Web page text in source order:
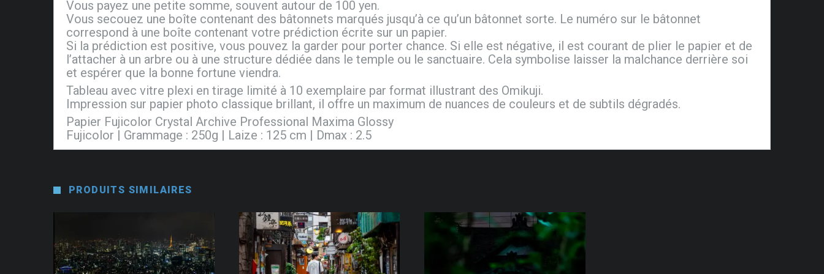
Vous payez une petite somme, souvent autour de 100 yen.
Vous secouez une boîte contenant des bâtonnets marqués jusqu’à ce qu’un bâtonnet sorte. Le numéro sur le bâtonnet
correspond à une boîte contenant votre prédiction écrite sur un papier.
Si la prédiction est positive, vous pouvez la garder pour porter chance. Si elle est négative, il est courant de plier le papier et de
l’attacher à un arbre ou à une structure dédiée dans le temple ou le sanctuaire. Cela symbolise laisser la malchance derrière soi
et espérer que la bonne fortune viendra.
Tableau avec vitre plexi en tirage limité à 10 exemplaire par format illustrant des Omikuji.
Impression sur papier photo classique brillant, il offre un maximum de nuances de couleurs et de subtils dégradés.
Papier Fujicolor Crystal Archive Professional Maxima Glossy
Fujicolor | Grammage : 250g | Laize : 125 cm | Dmax : 2.5
PRODUITS SIMILAIRES